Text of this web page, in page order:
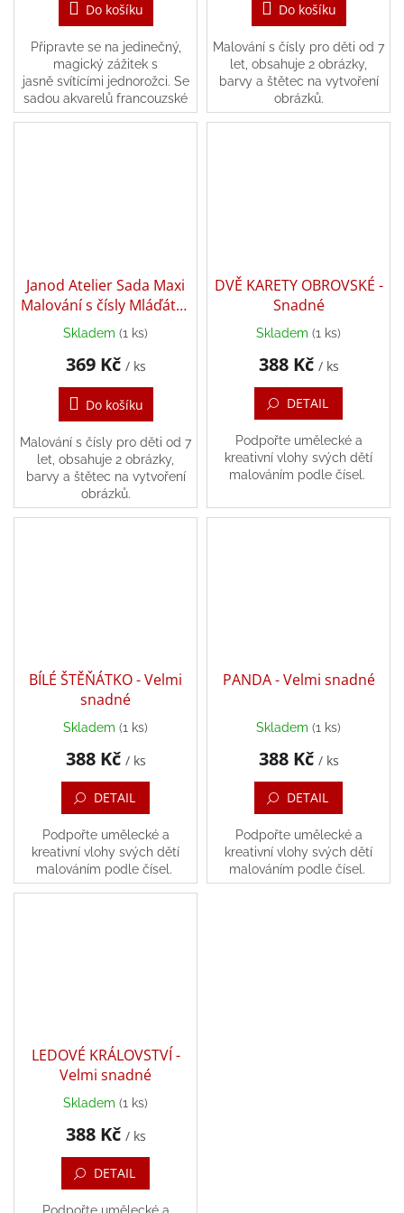
Do košíku
Připravte se na jedinečný,
magický zážitek s
jasně svítícími jednorožci. Se
sadou akvarelů francouzské
značky SentoSphere to
Do košíku
Malování s čísly pro děti od 7
let, obsahuje 2 obrázky,
barvy a štětec na vytvoření
obrázků.
Janod Atelier Sada Maxi
Malování s čísly Mláďátka
Skladem (1 ks)
369 Kč / ks
Do košíku
Malování s čísly pro děti od 7
let, obsahuje 2 obrázky,
barvy a štětec na vytvoření
obrázků.
DVĚ KARETY OBROVSKÉ -
Snadné
Skladem (1 ks)
388 Kč / ks
DETAIL
Podpořte umělecké a
kreativní vlohy svých dětí
malováním podle čísel.
BÍLÉ ŠTĚŇÁTKO - Velmi
snadné
Skladem (1 ks)
388 Kč / ks
DETAIL
Podpořte umělecké a
kreativní vlohy svých dětí
malováním podle čísel.
PANDA - Velmi snadné
Skladem (1 ks)
388 Kč / ks
DETAIL
Podpořte umělecké a
kreativní vlohy svých dětí
malováním podle čísel.
LEDOVÉ KRÁLOVSTVÍ -
Velmi snadné
Skladem (1 ks)
388 Kč / ks
DETAIL